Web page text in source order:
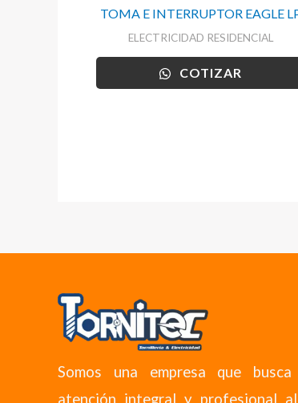
TOMA E INTERRUPTOR EAGLE
ELECTRICIDAD RESIDENCIAL
COTIZAR
Somos una empresa que
atención integral y profesional